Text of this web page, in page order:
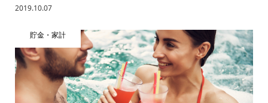
2019.10.07
貯金・家計